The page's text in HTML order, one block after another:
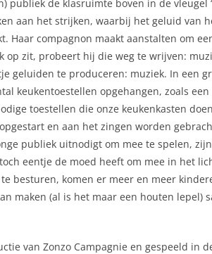
publiek de klasruimte boven in de vleugel
aan het strijken, waarbij het geluid van
Haar compagnon maakt aanstalten om
op zit, probeert hij die weg te wrijven:
geluiden te produceren: muziek. In een
keukentoestellen opgehangen, zoals
toestellen die onze keukenkasten
en aan het zingen worden
publiek uitnodigt om mee te spelen,
eentje de moed heeft om mee in het
besturen, komen er meer en meer
maken (al is het maar een houten lepel)
van Zonzo Campagnie en gespeeld